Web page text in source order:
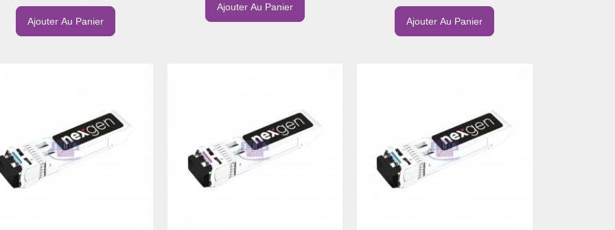
Ajouter Au Panier
Ajouter Au Panier
Ajouter Au Panier